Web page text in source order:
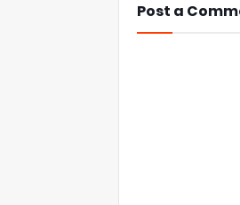
Post a